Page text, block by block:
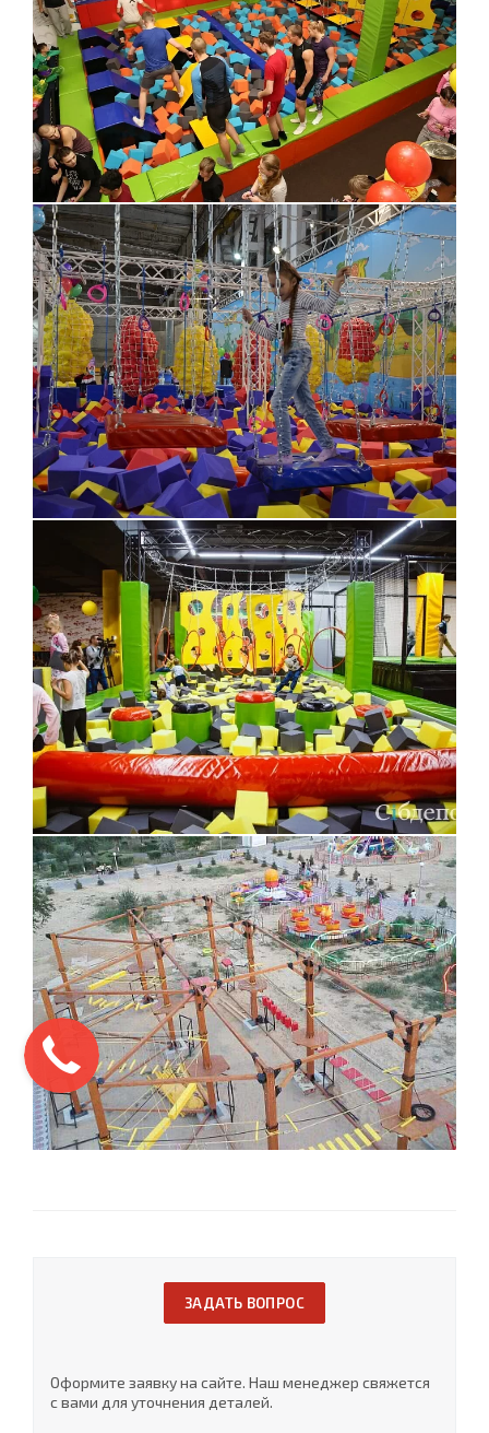
ЗАДАТЬ ВОПРОС
Оформите заявку на сайте. Наш менеджер свяжется
с вами для уточнения деталей.